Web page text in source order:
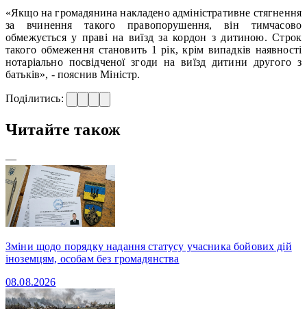
«Якщо на громадянина накладено адміністративне стягнення
за вчинення такого правопорушення, він тимчасово
обмежується у праві на виїзд за кордон з дитиною. Строк
такого обмеження становить 1 рік, крім випадків наявності
нотаріально посвідченої згоди на виїзд дитини другого з
батьків», - пояснив Міністр.
Поділитись:
Читайте також
—
Зміни щодо порядку надання статусу учасника бойових дій
іноземцям, особам без громадянства
08.08.2026